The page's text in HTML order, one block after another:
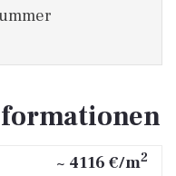
~ 4116 €/m2